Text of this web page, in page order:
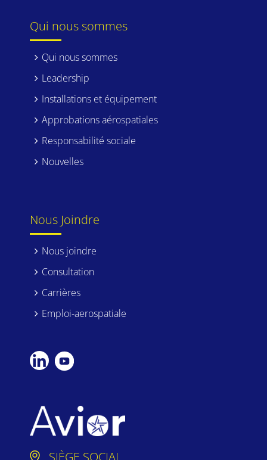
Qui nous sommes
Qui nous sommes
Leadership
Installations et équipement
Approbations aérospatiales
Responsabilité sociale
Nouvelles
Nous Joindre
Nous joindre
Consultation
Carrières
Emploi-aerospatiale
SIÈGE SOCIAL